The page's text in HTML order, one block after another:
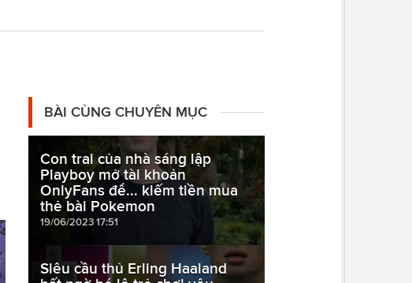
BÀI CÙNG CHUYÊN MỤC
Con trai của nhà sáng lập
Playboy mở tài khoản
OnlyFans để... kiếm tiền mua
thẻ bài Pokemon
19/06/2023 17:51
Siêu cầu thủ Erling Haaland